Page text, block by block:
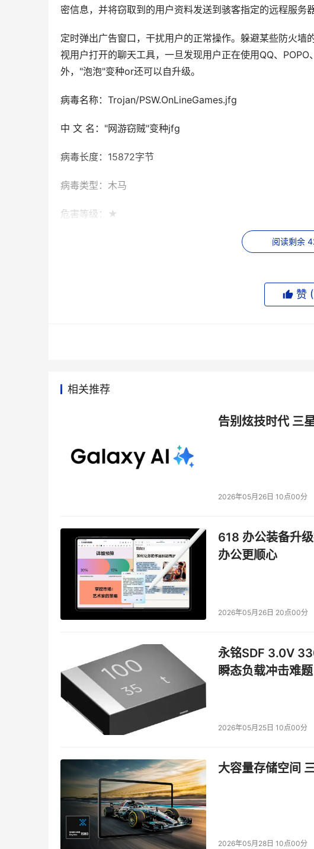
密信息，并将窃取到的用户资料发送到骇客指定的远程服务器
定时弹出广告窗口，干扰用户的正常操作。躲避某些防火
视用户打开的聊天工具，一旦发现用户正在使用QQ、
外，"泡泡"变种or还可以自升级。
病毒名称：Trojan/PSW.OnLineGames.jfg
中 文 名："网游窃贼"变种jfg
病毒长度：15872字节
病毒类型：木马
危害等级：★
影响平台：Win 9X/ME/NT/2000/XP/2003
过加壳处理。"网游窃贼"变种jfg采用HOOK技术和内存截取
奇》玩家的游戏帐号、游戏密码、身上装备、背包装备、
1、请立即升级江民杀毒软件，开启新一代智能分级高速杀
全。
5、江民杀毒软件的虚拟机脱壳技术，针对目前主流壳病毒
6、江民杀毒软件新型主动防御集成了BOOTSCAN、木马
未知病毒进行主动监控，对病毒层层拦截，即使有个别新
防御系统的层层截杀，更好地保护用户上网安全。
http://online.jiangmin.com/chadu.asp.
有关更详尽的病毒技术资料请直接拨打江民公司的技术服
江民网站http://www.jiangmin.com进行在线查阅。
阅读剩余
本文来源于DOIT传媒，文章内容仅供参考，不构成投资建议。
赞 (
相关推荐
告别炫技时代 三
2026年05月26日 10点00分
618 办公装备升
办公更顺心
2026年05月26日 20点00分
永铭SDF 3.0V
瞬态负载冲击难题
2026年05月25日 10点00分
大容量存储空间
2026年05月28日 10点00分